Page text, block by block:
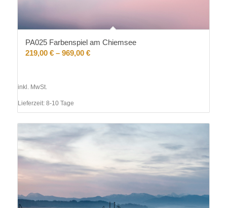
PA025 Farbenspiel am Chiemsee
219,00 €– 969,00 €
inkl. MwSt.
Lieferzeit: 8-10 Tage